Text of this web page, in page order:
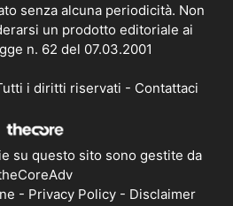
senza alcuna periodicità. Non
un prodotto editoriale ai
n. 62 del 07.03.2001
i diritti riservati - Contattaci
su questo sito sono gestite da
- Privacy Policy - Disclaimer